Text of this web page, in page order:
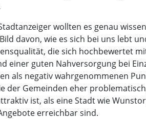
wollten es genau
davon, wie es sich bei uns lebt
die sich hochbewertet
guten Nahversorgung bei
als negativ wahrgenommenen
Gemeinden eher
ist, als eine Stadt wie
erreichbar sind.